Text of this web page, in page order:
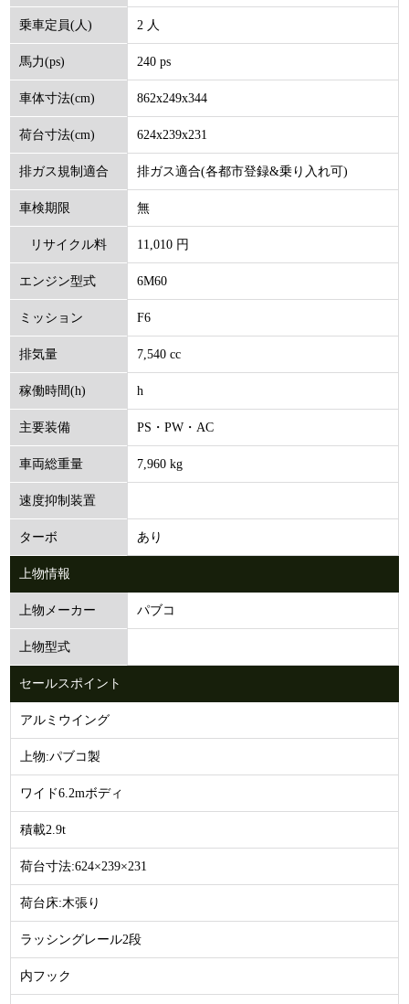
乗車定員(人) 2 人
馬力(ps) 240 ps
車体寸法(cm) 862x249x344
荷台寸法(cm) 624x239x231
排ガス規制適合 排ガス適合(各都市登録&乗り入れ可)
車検期限 無
リサイクル料
(円)
11,010 円
エンジン型式 6M60
ミッション F6
排気量 7,540 cc
稼働時間(h) h
主要装備 PS・PW・AC
車両総重量 7,960 kg
速度抑制装置
ターボ あり
上物情報
上物メーカー パブコ
上物型式
セールスポイント
アルミウイング
上物:パブコ製
ワイド6.2mボディ
積載2.9t
荷台寸法:624×239×231
荷台床:木張り
ラッシングレール2段
内フック